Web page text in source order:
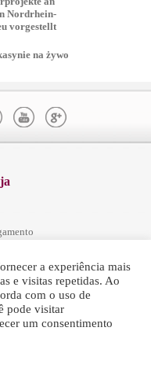
Nordrhein-
vorgestellt
na żywo
a experiência mais
e visitas repetidas. Ao
com o uso de
pode visitar
um consentimento
do Consumidor
das Promoções
e Trocas